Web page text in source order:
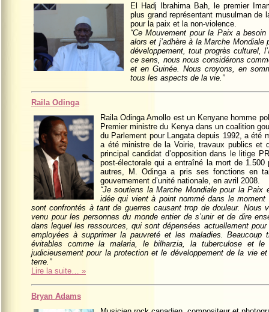
El Hadj Ibrahima Bah, le premier
plus grand représentant musulman de
pour la paix et la non-violence.
“Ce Mouvement pour la Paix a
alors et j’adhère à la Marche
développement, tout progrès culturel,
ce sens, nous nous considérons
et en Guinée. Nous croyons, en
tous les aspects de la vie.”
Raila Odinga
Raila Odinga Amollo est un Kenyane homme
Premier ministre du Kenya dans un coalition
du Parlement pour Langata depuis 1992, a été
a été ministre de la Voirie, travaux publics et
principal candidat d’opposition dans le litige
post-électorale qui a entraîné la mort de
autres, M. Odinga a pris ses fonctions en
gouvernement d’unité nationale, en avril 2008.
“Je soutiens la Marche Mondiale pour la
idée qui vient à point nommé dans le
sont confrontés à tant de guerres causant trop de douleur. Nous
venu pour les personnes du monde entier de s’unir et de dire
dans lequel les ressources, qui sont dépensées actuellement
employées à supprimer la pauvreté et les maladies. Beaucoup
évitables comme la malaria, le bilharzia, la tuberculose et le
judicieusement pour la protection et le développement de la vie
terre.”
Lire la suite… »
Bryan Adams